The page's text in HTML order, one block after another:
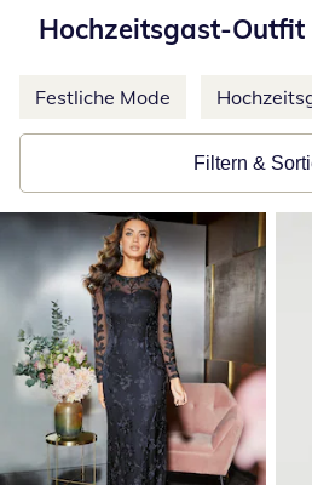
Hochzeitsgast-Outfit
Weitere Kategorien
Festliche Mode
Filtern &